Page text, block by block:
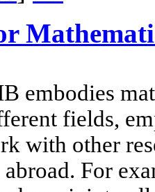
embodies
fields,
with other
For